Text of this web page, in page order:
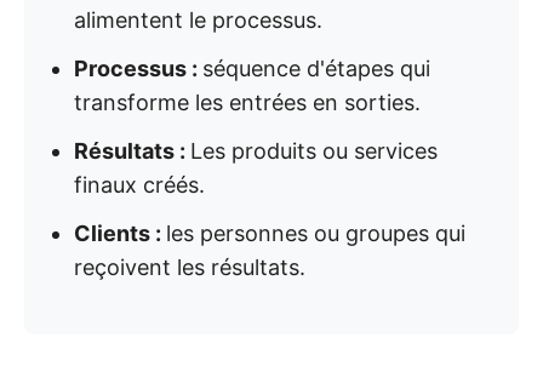
alimentent le processus.
Processus : séquence d'étapes qui
transforme les entrées en sorties.
Résultats : Les produits ou services
finaux créés.
Clients : les personnes ou groupes qui
reçoivent les résultats.